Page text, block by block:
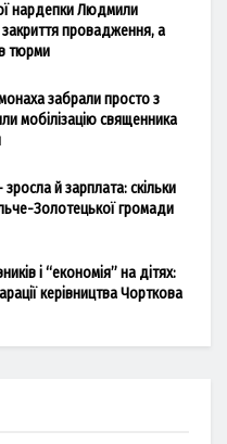
нардепки Людмили
провадження, а
тюрми
забрали просто з
мобілізацію священника
й зарплата: скільки
Золотецької громади
і “економія” на дітях:
керівництва Чорткова